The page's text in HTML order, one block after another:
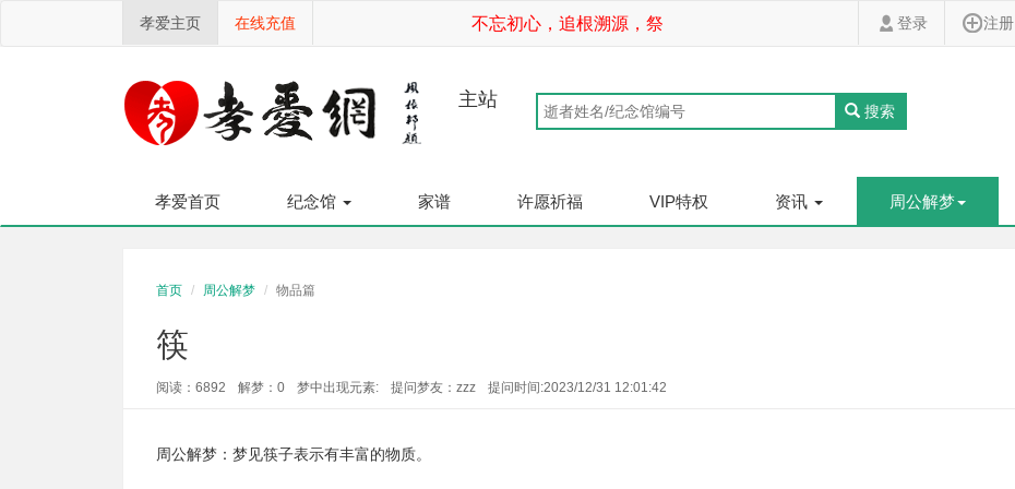
孝爱主页 在线充值 不忘初心，追根溯源，祭拜先祖，家道斐然！ 登录 注册
主站
搜索
孝爱首页 纪念馆 家谱 许愿祈福 VIP特权 资讯 周公解梦
首页 周公解梦 物品篇
筷
阅读：6892 解梦：0 梦中出现元素: 提问梦友：zzz 提问时间:2023/12/31 12:01:42
周公解梦：梦见筷子表示有丰富的物质。